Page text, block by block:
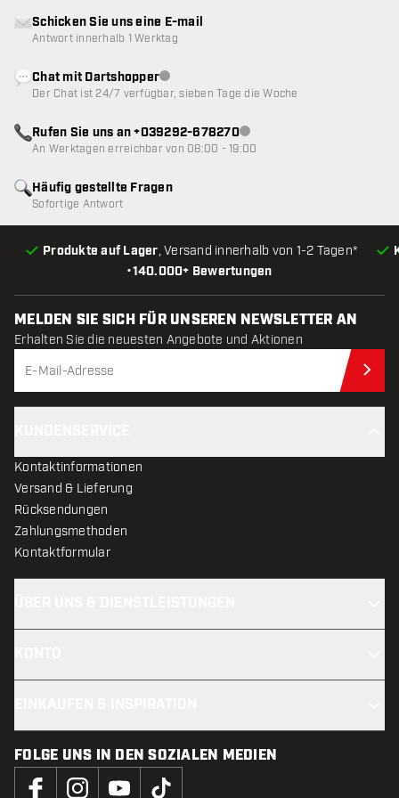
•140.000+ Bewertungen
Produkte auf Lager, Versand innerhalb von 1-2 Tagen*
Häufig gestellte Fragen
Sofortige Antwort
Schicken Sie uns eine E-mail
Antwort innerhalb 1 Werktag
Chat mit DartshopperKundenservice nicht verfügbar
Der Chat ist 24/7 verfügbar, sieben Tage die Woche
Rufen Sie uns an +039292-678270Kundenservice nicht
An Werktagen erreichbar von 08:00 - 19:00
MELDEN SIE SICH FÜR UNSEREN NEWSLETTER AN
Erhalten Sie die neuesten Angebote und Aktionen
Kontaktinformationen
Versand & Lieferung
Rücksendungen
Zahlungsmethoden
Kontaktformular
FOLGE UNS IN DEN SOZIALEN MEDIEN